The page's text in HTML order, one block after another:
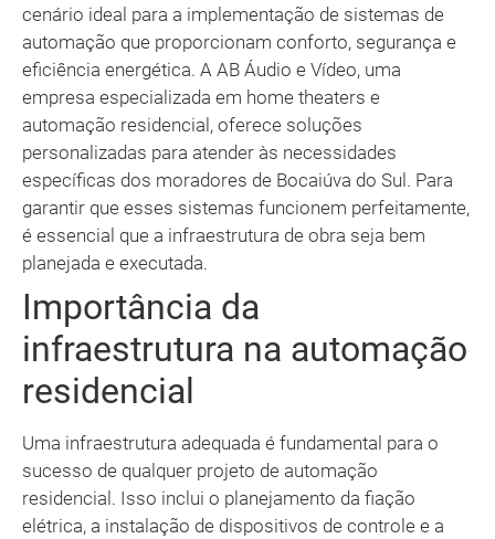
cenário ideal para a implementação de sistemas de
automação que proporcionam conforto, segurança e
eficiência energética. A AB Áudio e Vídeo, uma
empresa especializada em home theaters e
automação residencial, oferece soluções
personalizadas para atender às necessidades
específicas dos moradores de Bocaiúva do Sul. Para
garantir que esses sistemas funcionem perfeitamente,
é essencial que a infraestrutura de obra seja bem
planejada e executada.
Importância da
infraestrutura na automação
residencial
Uma infraestrutura adequada é fundamental para o
sucesso de qualquer projeto de automação
residencial. Isso inclui o planejamento da fiação
elétrica, a instalação de dispositivos de controle e a